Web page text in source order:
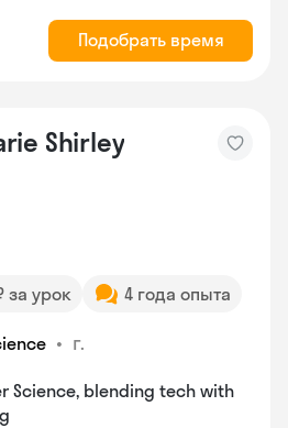
Подобрать время
Shirley
за урок 4 года опыта
• г.
Science, blending tech with